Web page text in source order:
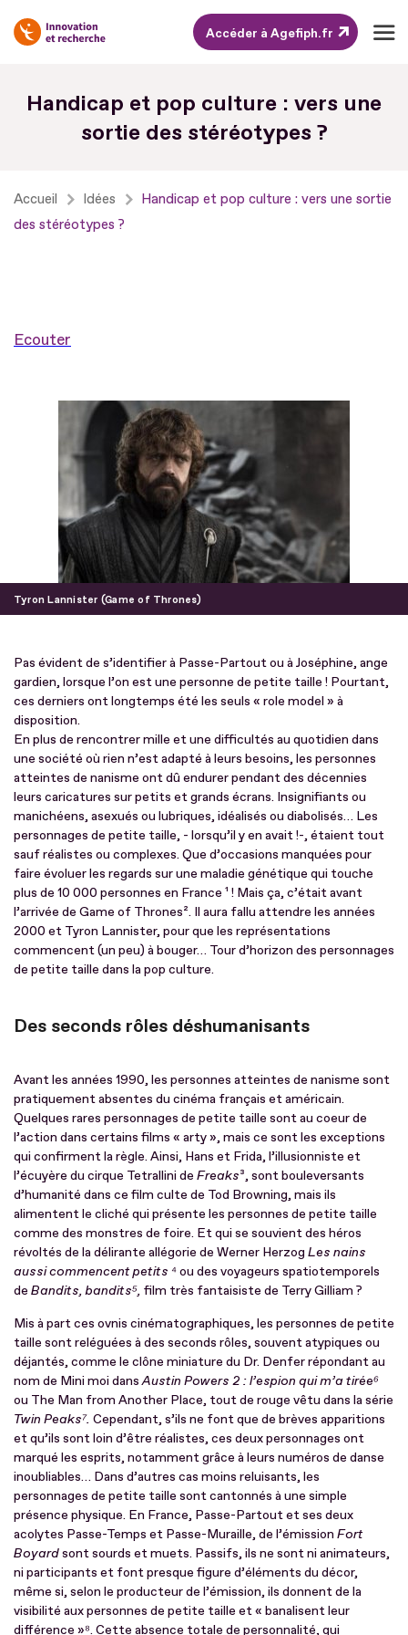
Aller
au
pied
Accéder à Agefiph.fr
Handicap et pop culture : vers une
sortie des stéréotypes ?
Accueil Idées
Handicap et pop culture : vers une sortie
des stéréotypes ?
Ecouter
Tyron Lannister (Game of Thrones)
Pas évident de s’identifier à Passe-Partout ou à Joséphine, ange
gardien, lorsque l’on est une personne de petite taille ! Pourtant,
ces derniers ont longtemps été les seuls « role model » à
disposition.
En plus de rencontrer mille et une difficultés au quotidien dans
une société où rien n’est adapté à leurs besoins, les personnes
atteintes de nanisme ont dû endurer pendant des décennies
leurs caricatures sur petits et grands écrans. Insignifiants ou
manichéens, asexués ou lubriques, idéalisés ou diabolisés… Les
personnages de petite taille, - lorsqu’il y en avait !-, étaient tout
sauf réalistes ou complexes. Que d’occasions manquées pour
faire évoluer les regards sur une maladie génétique qui touche
plus de 10 000 personnes en France ¹ ! Mais ça, c’était avant
l’arrivée de Game of Thrones². Il aura fallu attendre les années
2000 et Tyron Lannister, pour que les représentations
commencent (un peu) à bouger… Tour d’horizon des personnages
de petite taille dans la pop culture.
Des seconds rôles déshumanisants
Avant les années 1990, les personnes atteintes de nanisme sont
pratiquement absentes du cinéma français et américain.
Quelques rares personnages de petite taille sont au coeur de
l’action dans certains films « arty », mais ce sont les exceptions
qui confirment la règle. Ainsi, Hans et Frida, l’illusionniste et
l’écuyère du cirque Tetrallini de Freaks³, sont bouleversants
d’humanité dans ce film culte de Tod Browning, mais ils
alimentent le cliché qui présente les personnes de petite taille
comme des monstres de foire. Et qui se souvient des héros
révoltés de la délirante allégorie de Werner Herzog Les nains
aussi commencent petits ⁴ ou des voyageurs spatiotemporels
de Bandits, bandits⁵, film très fantaisiste de Terry Gilliam ?
Mis à part ces ovnis cinématographiques, les personnes de petite
taille sont reléguées à des seconds rôles, souvent atypiques ou
déjantés, comme le clône miniature du Dr. Denfer répondant au
nom de Mini moi dansAustin Powers 2 : l’espion qui m’a tirée⁶
ou The Man from Another Place, tout de rouge vêtu dans la série
Twin Peaks⁷. Cependant, s’ils ne font que de brèves apparitions
et qu’ils sont loin d’être réalistes, ces deux personnages ont
marqué les esprits, notamment grâce à leurs numéros de danse
inoubliables… Dans d’autres cas moins reluisants, les
personnages de petite taille sont cantonnés à une simple
présence physique. En France, Passe-Partout et ses deux
acolytes Passe-Temps et Passe-Muraille, de l’émission Fort
Boyardsont sourds et muets. Passifs, ils ne sont ni animateurs,
ni participants et font presque figure d’éléments du décor,
même si, selon le producteur de l’émission, ils donnent de la
visibilité aux personnes de petite taille et « banalisent leur
différence »⁸. Cette absence totale de personnalité, qui